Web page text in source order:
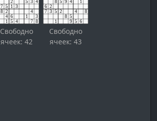
Свободно
ячеек: 42
Свободно
ячеек: 43